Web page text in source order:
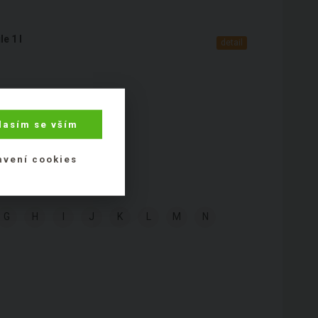
1 l detail
G H J K L M N
se vším
cookies